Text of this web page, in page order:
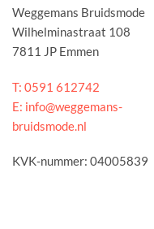
Weggemans Bruidsmode
Wilhelminastraat 108
7811 JP Emmen
T: 0591 612742
E: info@weggemans-
bruidsmode.nl
KVK-nummer: 04005839